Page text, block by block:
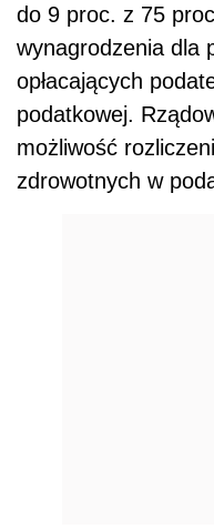
do 9 proc. z 75
wynagrodzenia dla
opłacających
podatkowej.
możliwość
zdrowotnych w